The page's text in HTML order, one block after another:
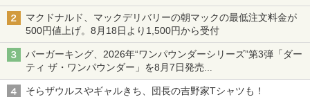
ニンテンドーeショップでは「大神 絶景版」が67%オフで990円
マクドナルド、マックデリバリーの朝マックの最低注文料金が
500円値上げ。8月18日より1,500円から受付
バーガーキング、2026年“ワンパウンダーシリーズ”第3弾「ダー
ティ ザ・ワンパウンダー」を8月7日発売
「特製ガーリックマヨソース」を使用した超大型チーズバーガー
そらザウルスやギャルきち、団長の吉野家Tシャツも！